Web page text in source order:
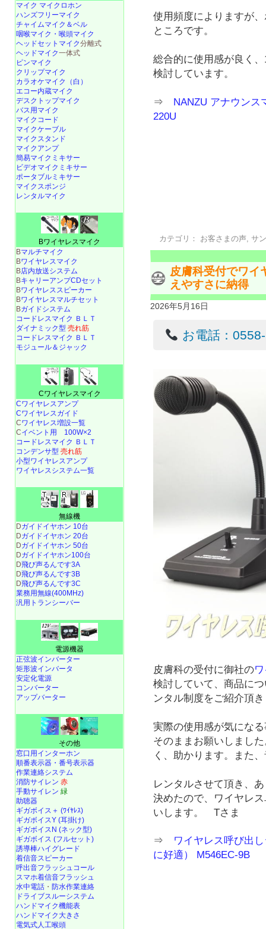
使用頻度によりますが
ところです。
総合的に使用感が良く
検討しています。
⇒ NANZU アナウンス
220U
カテゴリ： お客さまの声,サ
皮膚科受付でワ
えやすさに納得
2026年5月16日
お電話：
皮膚科の受付に御社の
検討していて、商品に
ンタル制度をご紹介頂
実際の使用感が気にな
そのままお願いしまし
く、助かります。また
レンタルさせて頂き、
決めたので、ワイヤレ
いします。 Tさま
⇒ ワイヤレス呼び出
に好適） M546EC-9B
マイク マイクロホン
ハンズフリーマイク
チャイムマイク＆ベル
咽喉マイク・喉頭マイク
ヘッドセットマイク分離式
ヘッドマイク一体式
ピンマイク
クリップマイク
カラオケマイク（白）
エコー内蔵マイク
デスクトップマイク
バス用マイク
マイクコード
マイクケーブル
マイクスタンド
マイクアンプ
簡易マイクミキサー
ビデオマイクミキサー
ポータブルミキサー
マイクスポンジ
レンタルマイク
Bワイヤレスマイク
Bマルチマイク
Bワイヤレスマイク
B店内放送システム
BキャリーアンプCDセット
Bワイヤレススピーカー
Bワイヤレスマルチセット
Bガイドシステム
コードレスマイク ＢＬＴ
ダイナミック型 売れ筋
コードレスマイク ＢＬＴ
モジュール＆ジャック
Cワイヤレスマイク
Cワイヤレスアンプ
Cワイヤレスガイド
Cワイヤレス増設一覧
Cイベント用 100W×2
コードレスマイク ＢＬＴ
コンデンサ型 売れ筋
小型ワイヤレスアンプ
ワイヤレスシステム一覧
無線機
Dガイドイヤホン 10台
Dガイドイヤホン 20台
Dガイドイヤホン 50台
Dガイドイヤホン100台
D飛び声るんです3A
D飛び声るんです3B
D飛び声るんです3C
業務用無線(400MHz)
汎用トランシーバー
電源機器
正弦波インバーター
矩形波インバータ
安定化電源
コンバーター
アップバーター
その他
窓口用インターホン
順番表示器・番号表示器
作業連絡システム
消防サイレン 赤
手動サイレン 緑
助聴器
ギガボイス＋ (ﾜｲﾔﾚｽ)
ギガボイスY (耳掛け)
ギガボイスN (ネック型)
ギガボイス (フルセット)
誘導棒ハイグレード
着信音スピーカー
呼出音フラッシュコール
スマホ着信音フラッシュ
水中電話 ・ 防水作業連絡
ドライブスルーシステム
ハンドマイク機能表
ハンドマイク大きさ
電気式人工喉頭